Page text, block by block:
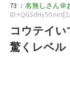
73 ： 名無しさん＠
コウテイ
驚くレベル